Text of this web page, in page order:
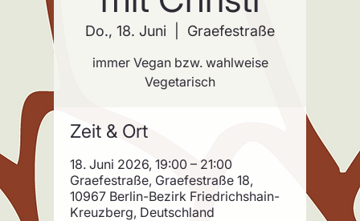
Do., 18. Juni Graefestraße
immer Vegan bzw. wahlweise
Vegetarisch
Zeit & Ort
18. Juni 2026, 19:00 – 21:00
Graefestraße, Graefestraße 18,
10967 Berlin-Bezirk Friedrichshain-
Kreuzberg, Deutschland